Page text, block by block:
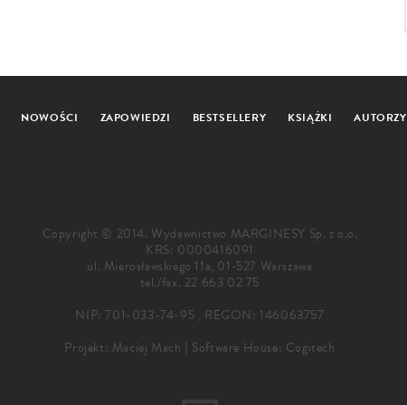
NOWOŚCI ZAPOWIEDZI BESTSELLERY KSIĄŻKI AUTORZY
Copyright © 2014. Wydawnictwo MARGINESY Sp. z o.o.
KRS: 0000416091
ul. Mierosławskiego 11a, 01-527 Warszawa
tel./fax. 22 663 02 75
NIP: 701-033-74-95 , REGON: 146063757
Projekt: Maciej Mach | Software House: Cogitech